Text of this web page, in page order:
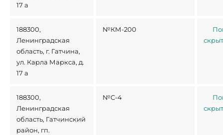
17 а
188300,
Ленинградская
область, г. Гатчина,
ул. Карла Маркса, д.
17 а
№КМ-200
188300,
Ленинградская
область, Гатчинский
район, гп.
№С-4